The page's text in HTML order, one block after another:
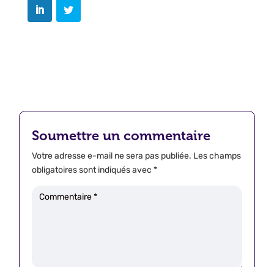
Soumettre un commentaire
Votre adresse e-mail ne sera pas publiée. Les champs
obligatoires sont indiqués avec*